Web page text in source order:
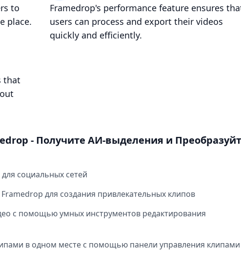
to
place.
Framedrop's performance feature ensures
users can process and export their videos
quickly and efficiently.
that
- Получите АИ-выделения и
социальных сетей
для создания привлекательных клипов
с помощью умных инструментов редактирования
в одном месте с помощью панели управления клипами